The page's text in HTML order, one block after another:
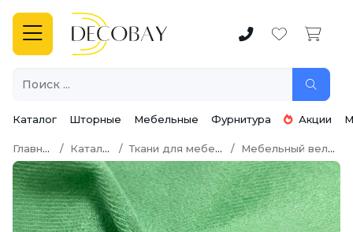
Каталог Шторные Мебельные Фурнитура Акции
Главная Каталог Ткани для мебели Мебельный велюр